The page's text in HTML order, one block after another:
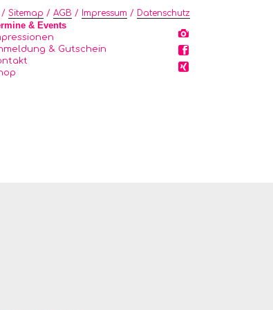
& Events
& Gutschein
Sitemap AGB Impressum Datenschutz